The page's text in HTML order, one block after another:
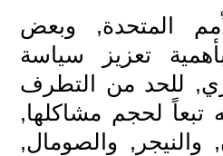
المتحدة, وبعض
تعزيز سياسة
للحد من التطرف
تبعاً لحجم مشاكلها,
والصومال,